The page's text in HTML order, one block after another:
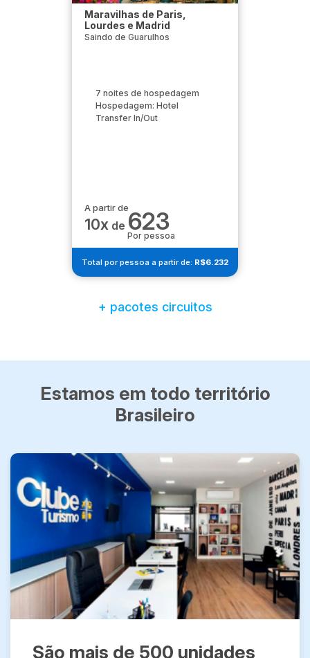
Maravilhas de Paris,
Lourdes e Madrid
Saindo de Guarulhos
7 noites de hospedagem
Hospedagem: Hotel
Transfer In/Out
A partir de
10x de 623
Por pessoa
Total por pessoa a partir de: R$6.232
+ pacotes circuitos
Estamos em todo território
Brasileiro
São mais de 500 unidades